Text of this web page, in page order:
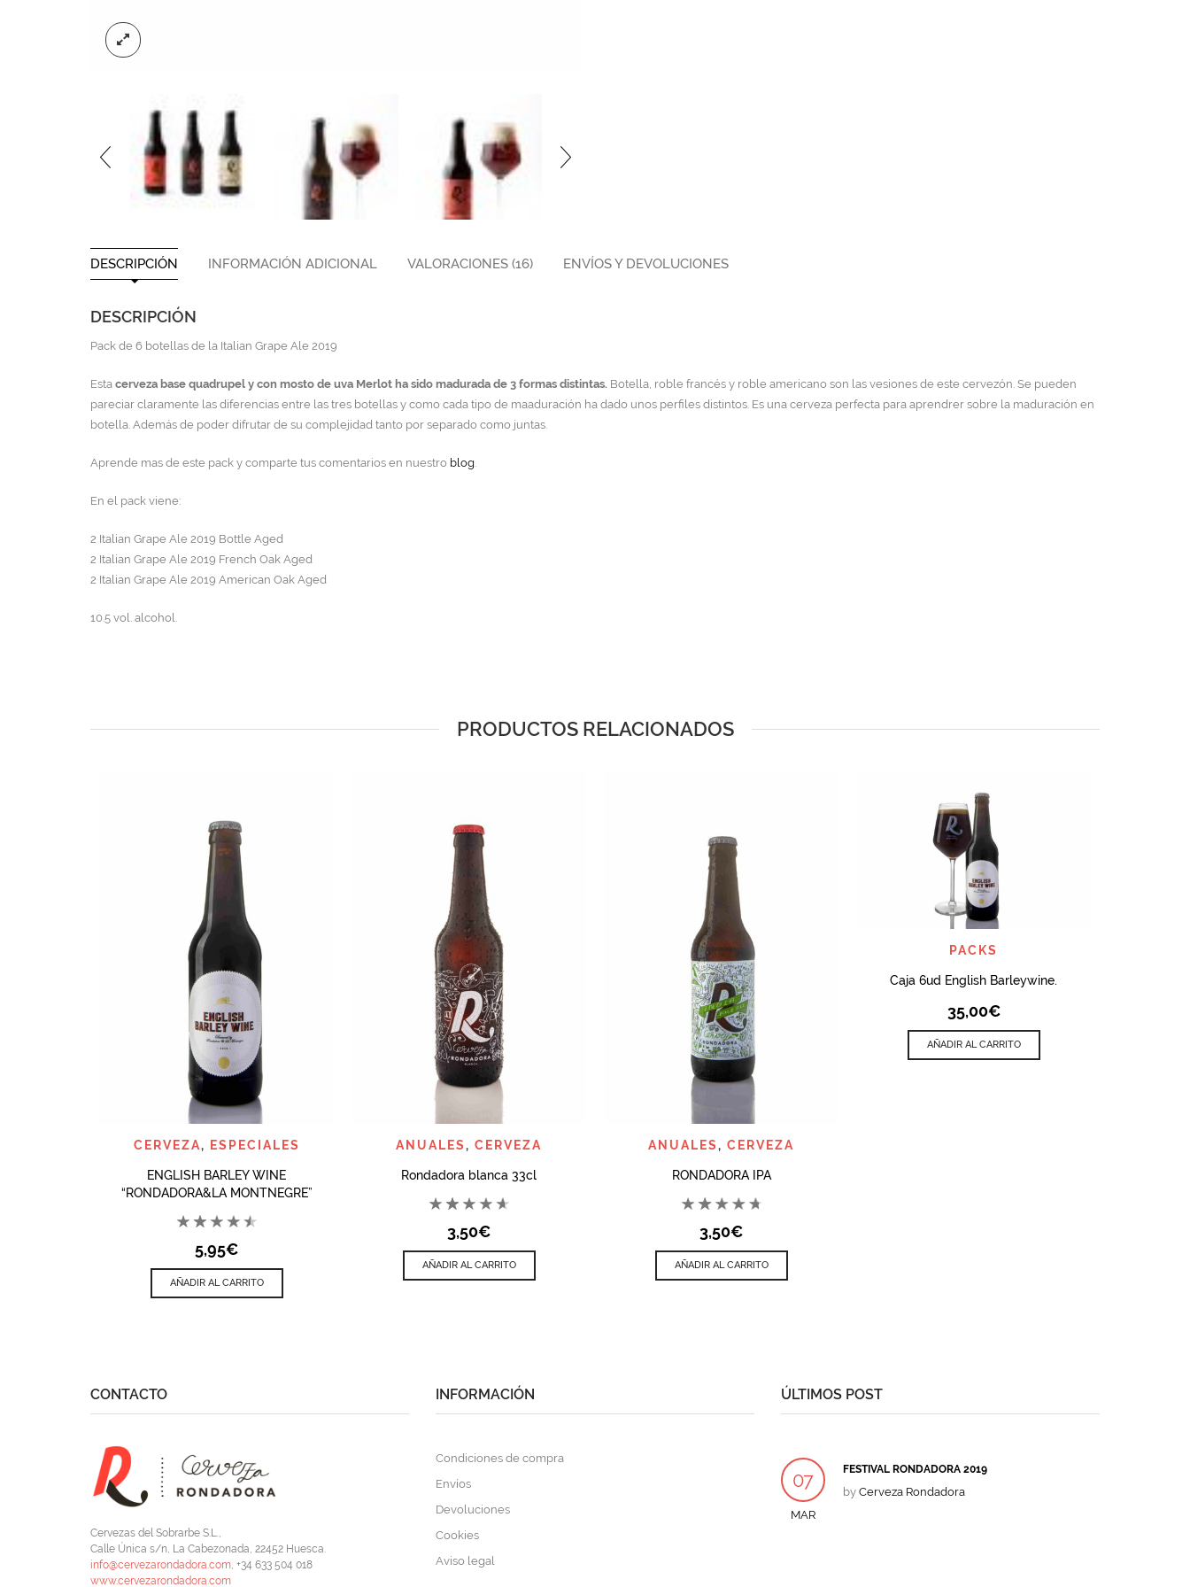
DESCRIPCIÓN INFORMACIÓN ADICIONAL VALORACIONES (16) ENVÍOS Y DEVOLUCIONES
DESCRIPCIÓN
Pack de 6 botellas de la Italian Grape Ale 2019
Esta cerveza base quadrupel y con mosto de uva Merlot ha sido madurada de 3 formas distintas. Botella, roble francés y roble americano son las vesiones de este cervezón. Se pueden
pareciar claramente las diferencias entre las tres botellas y como cada tipo de maaduración ha dado unos perfiles distintos. Es una cerveza perfecta para aprendrer sobre la maduración en
botella. Además de poder difrutar de su complejidad tanto por separado como juntas.
Aprende mas de este pack y comparte tus comentarios en nuestro blog.
En el pack viene:
2 Italian Grape Ale 2019 Bottle Aged
2 Italian Grape Ale 2019 French Oak Aged
2 Italian Grape Ale 2019 American Oak Aged
10.5 vol. alcohol.
PRODUCTOS RELACIONADOS
QUICK VIEW
CERVEZA, ESPECIALES
ENGLISH BARLEY WINE
“RONDADORA&LA MONTNEGRE”
5,95€
AÑADIR AL CARRITO
QUICK VIEW
ANUALES, CERVEZA
Rondadora blanca 33cl
3,50€
AÑADIR AL CARRITO
QUICK VIEW
ANUALES, CERVEZA
RONDADORA IPA
3,50€
AÑADIR AL CARRITO
QUICK VIEW
PACKS
Caja 6ud English Barleywine.
35,00€
AÑADIR AL CARRITO
CONTACTO
Cervezas del Sobrarbe S.L.,
Calle Única s/n, La Cabezonada, 22452 Huesca.
info@cervezarondadora.com, +34 633 504 018
www.cervezarondadora.com
INFORMACIÓN
Condiciones de compra
Envíos
Devoluciones
Cookies
Aviso legal
ÚLTIMOS POST
07
MAR
FESTIVAL RONDADORA 2019
by Cerveza Rondadora